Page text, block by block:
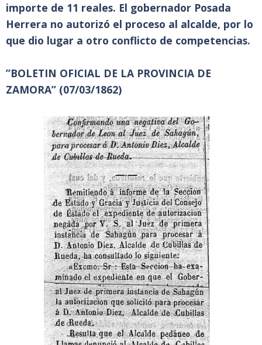
importe de 11 reales. El gobernador Posada
Herrera no autorizó el proceso al alcalde, por lo
que dio lugar a otro conflicto de competencias.
”BOLETIN OFICIAL DE LA PROVINCIA DE
ZAMORA” (07/03/1862)